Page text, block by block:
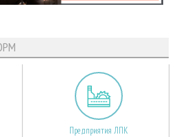
Предприятия ЛПК